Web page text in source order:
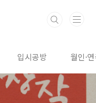
입시공방 월인·